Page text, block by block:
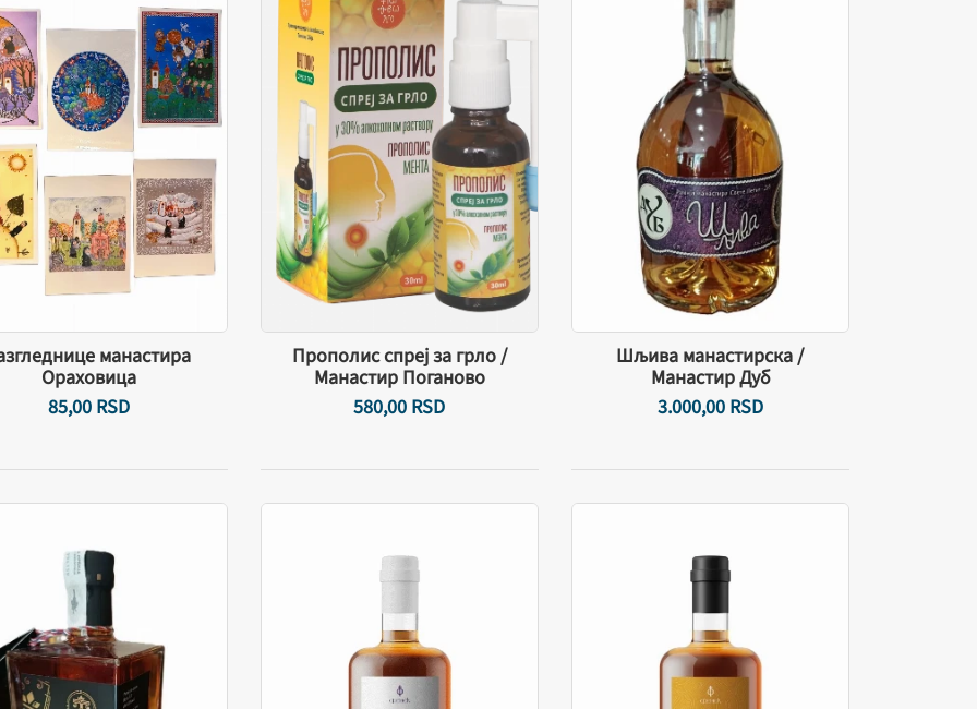
манастира
Ораховица
85,00 RSD
Прополис спреј за грло /
Манастир Поганово
580,00 RSD
Шљива манастирска /
Манастир Дуб
3.000,00 RSD